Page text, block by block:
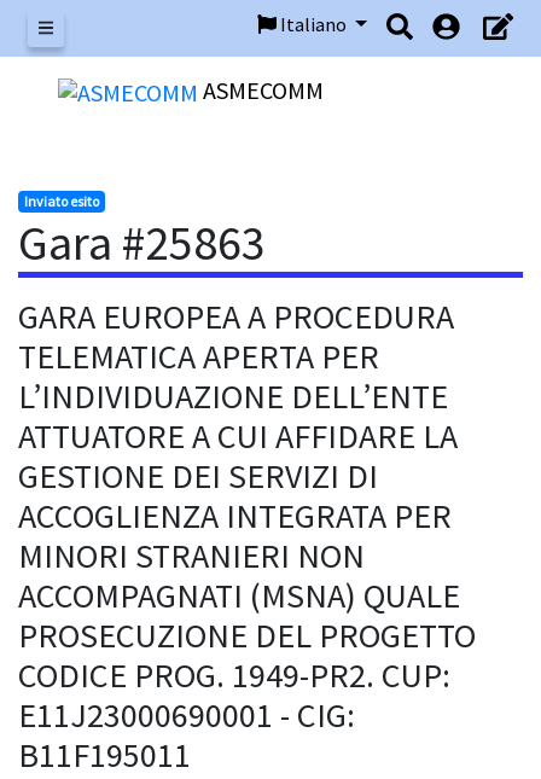
Menu
Italiano
ASMECOMM
Inviato esito
Gara #25863
GARA EUROPEA A PROCEDURA
TELEMATICA APERTA PER
L’INDIVIDUAZIONE DELL’ENTE
ATTUATORE A CUI AFFIDARE LA
GESTIONE DEI SERVIZI DI
ACCOGLIENZA INTEGRATA PER
MINORI STRANIERI NON
ACCOMPAGNATI (MSNA) QUALE
PROSECUZIONE DEL PROGETTO
CODICE PROG. 1949-PR2. CUP:
E11J23000690001 - CIG:
B11F195011